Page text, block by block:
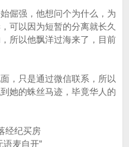
倔强，他想问个为什么，为
可以因为短暂的分离就长久
所以他飘洋过海来了，目前
，只是通过微信联系，所以
她的蛛丝马迹，毕竟华人的
经纪买房
语麦自开”